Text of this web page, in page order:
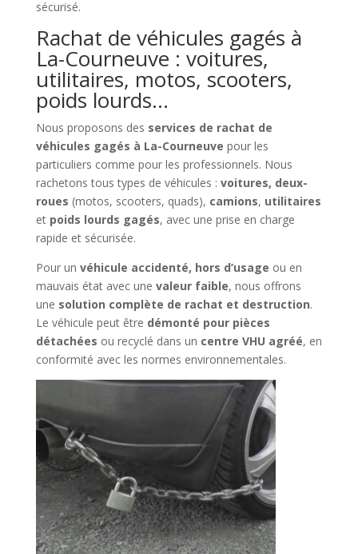
sécurisé.
Rachat de véhicules gagés à
La-Courneuve : voitures,
utilitaires, motos, scooters,
poids lourds…
Nous proposons des services de rachat de
véhicules gagés à La-Courneuve pour les
particuliers comme pour les professionnels. Nous
rachetons tous types de véhicules : voitures, deux-
roues (motos, scooters, quads), camions, utilitaires
et poids lourds gagés, avec une prise en charge
rapide et sécurisée.
Pour un véhicule accidenté, hors d’usage ou en
mauvais état avec une valeur faible, nous offrons
une solution complète de rachat et destruction.
Le véhicule peut être démonté pour pièces
détachées ou recyclé dans un centre VHU agréé, en
conformité avec les normes environnementales.